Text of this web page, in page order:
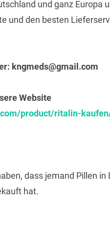
und ganz Europa
und den besten
kngmeds@gmail.com
Website
product/ritalin-
dass jemand Pillen
hat.